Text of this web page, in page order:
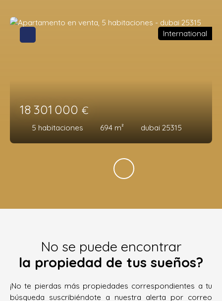
18 301 000 €
5 habitaciones 694 m² dubai 25315
International
No se puede encontrar
la propiedad de tus sueños?
¡No te pierdas más propiedades correspondientes a tu
búsqueda suscribiéndote a nuestra alerta por correo